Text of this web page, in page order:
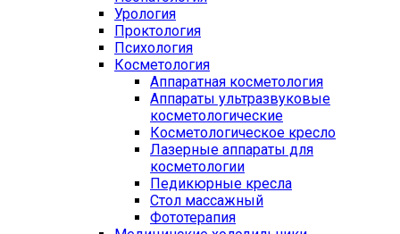
Урология
Проктология
Психология
Косметология
Аппаратная косметология
Аппараты ультразвуковые
косметологические
Косметологическое кресло
Лазерные аппараты для
косметологии
Педикюрные кресла
Стол массажный
Фототерапия